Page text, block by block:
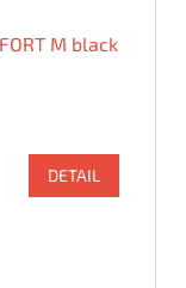
M black
DETAIL